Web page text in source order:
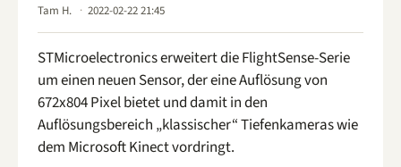
Tam H. 2022-02-22 21:45
STMicroelectronics erweitert die FlightSense-Serie
um einen neuen Sensor, der eine Auflösung von
672x804 Pixel bietet und damit in den
Auflösungsbereich „klassischer“ Tiefenkameras wie
dem Microsoft Kinect vordringt.